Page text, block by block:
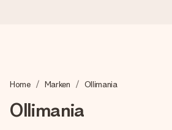
Wir bereiten dein Geschenk
Home Marken Ollimania
Ollimania